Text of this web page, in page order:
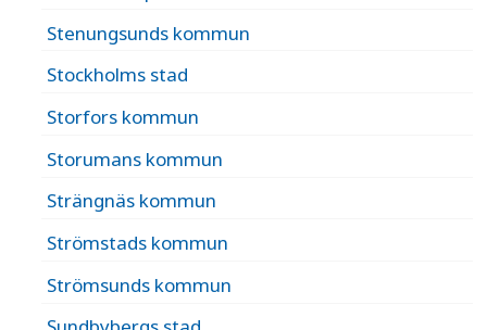
Stenungsunds kommun
Stockholms stad
Storfors kommun
Storumans kommun
Strängnäs kommun
Strömstads kommun
Strömsunds kommun